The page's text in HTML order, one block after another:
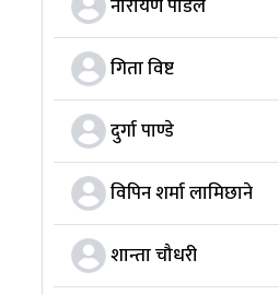
गिता विष्ट
दुर्गा पाण्डे
विपिन शर्मा लामिछाने
शान्ता चौधरी